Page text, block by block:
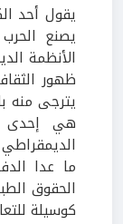
يقول أحد
يصنع
الأنظمة
ظهور
يترجى منه
هي إحدى
ما عدا
الحقوق
كوسيلة